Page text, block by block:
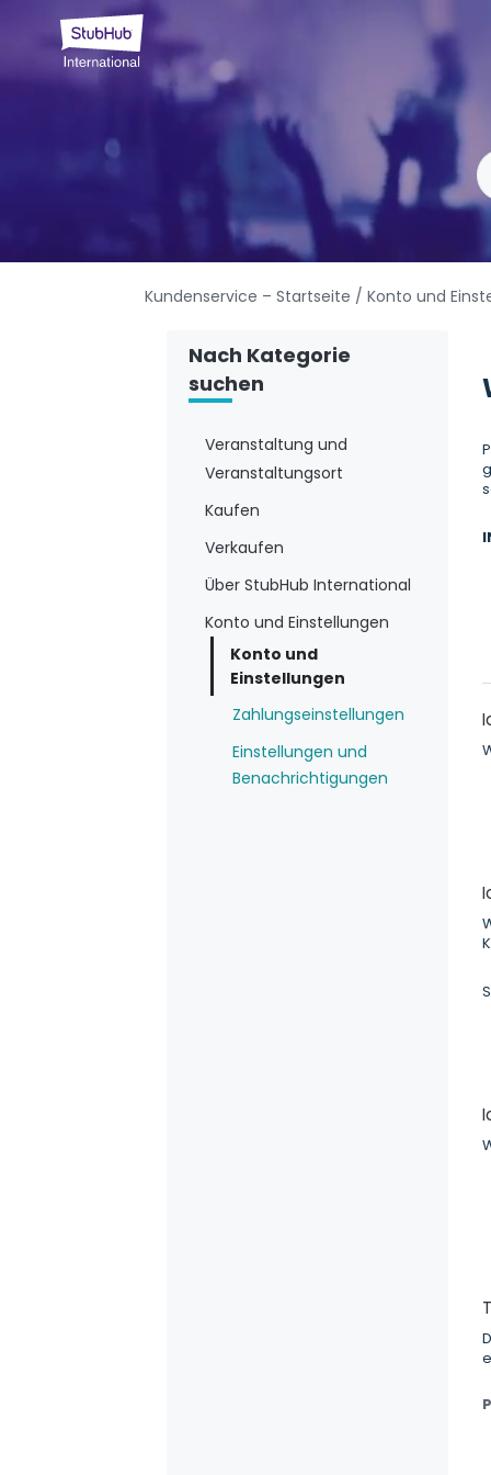
Kundenservice – Startseite / Konto und
Nach Kategorie
suchen
Veranstaltung und
Veranstaltungsort
Kaufen
Verkaufen
Über StubHub International
Konto und Einstellungen
Konto und
Einstellungen
Zahlungseinstellungen
Einstellungen und
Benachrichtigungen